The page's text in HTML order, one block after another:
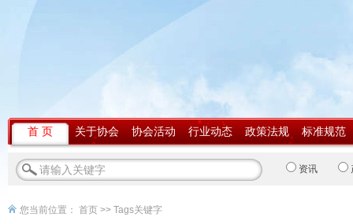
首 页 关于协会 协会活动 行业动态 政策法规 标准规范
资讯
您当前位置： 首页 >> Tags关键字